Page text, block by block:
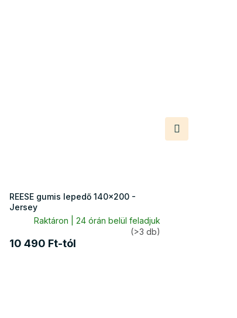
REESE gumis lepedő 140x200 -
Jersey
Raktáron | 24 órán belül feladjuk
(>3 db)
10 490 Ft-tól
termék